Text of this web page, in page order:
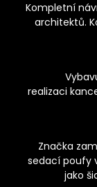
Kompletní
architektů.
realizaci
Značka
sedací poufy
jako